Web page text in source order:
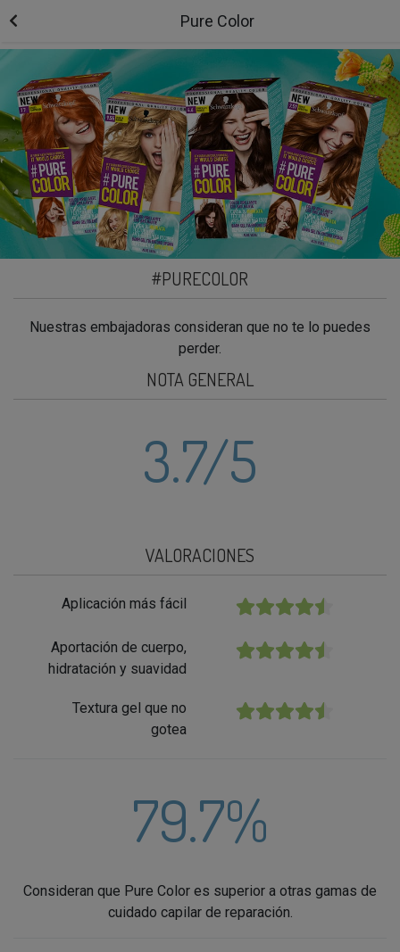
Pure Color
#PURECOLOR
Nuestras embajadoras consideran que no te lo puedes
perder.
NOTA GENERAL
3.7/5
VALORACIONES
Aplicación más fácil ★★★★★
Aportación de cuerpo,
hidratación y suavidad
★★★★★
Textura gel que no
gotea
★★★★★
79.7%
Consideran que Pure Color es superior a otras gamas de
cuidado capilar de reparación.